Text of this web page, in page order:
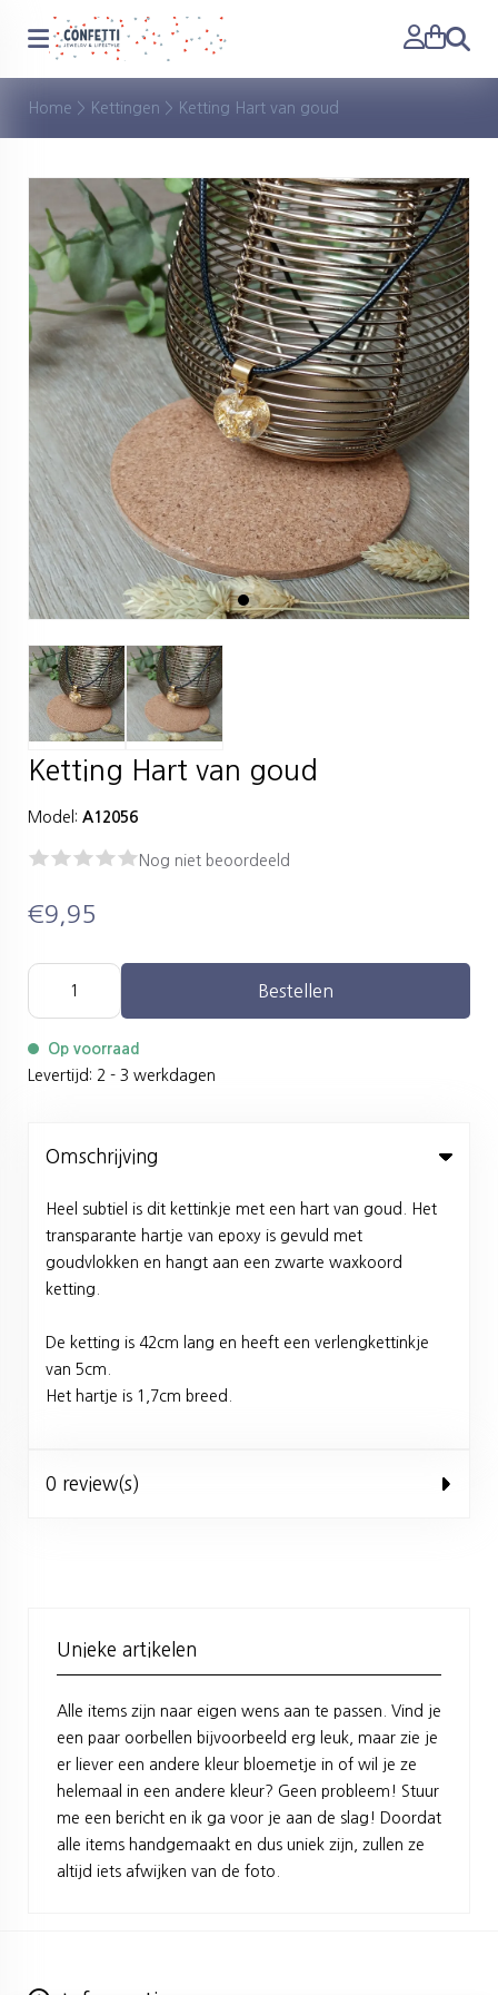
Zoeken
Home > Kettingen > Ketting Hart van goud
Ketting Hart van goud
Model: A12056
Nog niet beoordeeld
€9,95
Bestellen
Op voorraad
Levertijd: 2 - 3 werkdagen
Omschrijving
Heel subtiel is dit kettinkje met een hart van goud. Het
transparante hartje van epoxy is gevuld met
goudvlokken en hangt aan een zwarte waxkoord
ketting.
De ketting is 42cm lang en heeft een verlengkettinkje
van 5cm.
Het hartje is 1,7cm breed.
0 review(s)
Unieke artikelen
Alle items zijn naar eigen wens aan te passen. Vind je
een paar oorbellen bijvoorbeeld erg leuk, maar zie je
er liever een andere kleur bloemetje in of wil je ze
helemaal in een andere kleur? Geen probleem! Stuur
me een bericht en ik ga voor je aan de slag! Doordat
alle items handgemaakt en dus uniek zijn, zullen ze
altijd iets afwijken van de foto.